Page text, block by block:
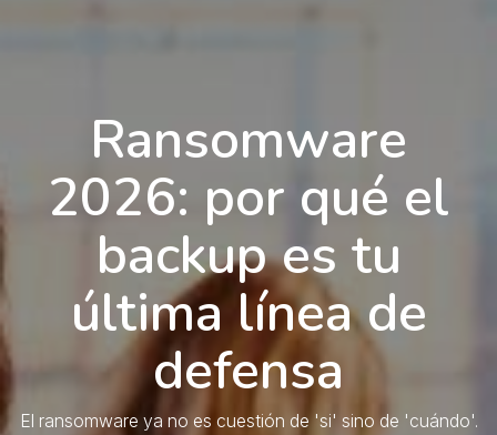
Ransomware
2026: por qué el
backup es tu
última línea de
defensa
El ransomware ya no es cuestión de 'si' sino de 'cuándo'.